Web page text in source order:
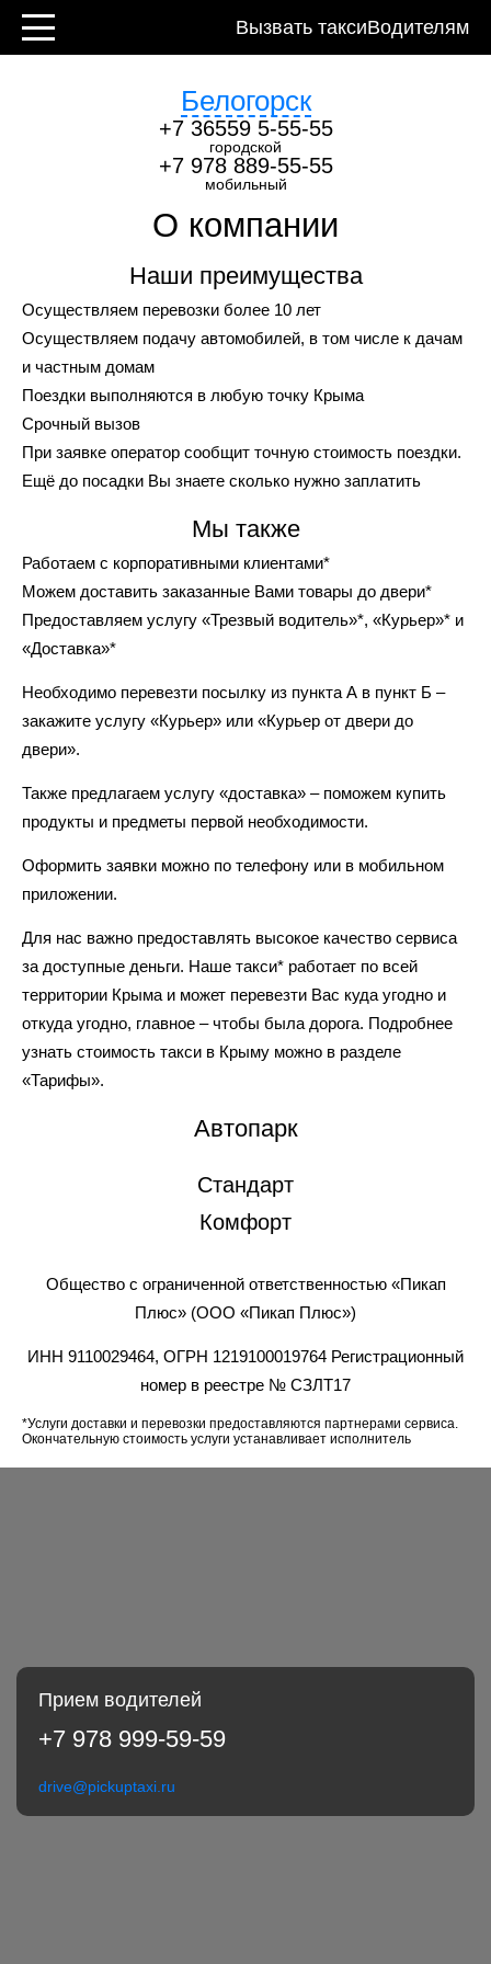
Вызвать таксиВодителям
Белогорск
+7 36559 5-55-55
городской
+7 978 889-55-55
мобильный
Контакты
О компании
Наши преимущества
Осуществляем перевозки более 10 лет
Осуществляем подачу автомобилей, в том числе к дачам
и частным домам
Поездки выполняются в любую точку Крыма
Срочный вызов
При заявке оператор сообщит точную стоимость поездки.
Ещё до посадки Вы знаете сколько нужно заплатить
Мы также
Работаем с корпоративными клиентами*
Можем доставить заказанные Вами товары до двери*
Предоставляем услугу «Трезвый водитель»*, «Курьер»* и
«Доставка»*
Необходимо перевезти посылку из пункта А в пункт Б –
закажите услугу «Курьер» или «Курьер от двери до
двери».
Также предлагаем услугу «доставка» – поможем купить
продукты и предметы первой необходимости.
Оформить заявки можно по телефону или в мобильном
приложении.
Для нас важно предоставлять высокое качество сервиса
за доступные деньги. Наше такси* работает по всей
территории Крыма и может перевезти Вас куда угодно и
откуда угодно, главное – чтобы была дорога. Подробнее
узнать стоимость такси в Крыму можно в разделе
«Тарифы».
Автопарк
Стандарт
Комфорт
Общество с ограниченной ответственностью «Пикап
Плюс» (ООО «Пикап Плюс»)
ИНН 9110029464, ОГРН 1219100019764 Регистрационный
номер в реестре № СЗЛТ17
*Услуги доставки и перевозки предоставляются партнерами сервиса.
Окончательную стоимость услуги устанавливает исполнитель
Прием водителей
+7 978 999-59-59
drive@pickuptaxi.ru